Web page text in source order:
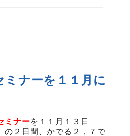
ミナーを１１月に
ミナーを１１月１３日
の２日間、かでる２，７で